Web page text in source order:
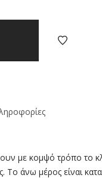
με κομψό τρόπο το
Το άνω μέρος είναι